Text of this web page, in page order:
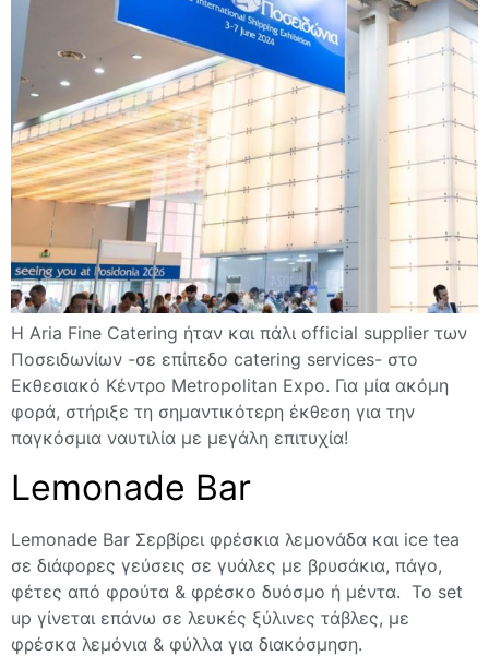
Η Aria Fine Catering ήταν και πάλι official supplier των
Ποσειδωνίων -σε επίπεδο catering services- στο
Εκθεσιακό Κέντρο Metropolitan Expo. Για μία ακόμη
φορά, στήριξε τη σημαντικότερη έκθεση για την
παγκόσμια ναυτιλία με μεγάλη επιτυχία!
Lemonade Bar
Lemonade Bar Σερβίρει φρέσκια λεμονάδα και ice tea
σε διάφορες γεύσεις σε γυάλες με βρυσάκια, πάγο,
φέτες από φρούτα & φρέσκο δυόσμο ή μέντα. Το set
up γίνεται επάνω σε λευκές ξύλινες τάβλες, με
φρέσκα λεμόνια & φύλλα για διακόσμηση.